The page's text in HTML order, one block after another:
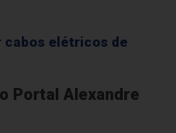
cabos elétricos de
Portal Alexandre